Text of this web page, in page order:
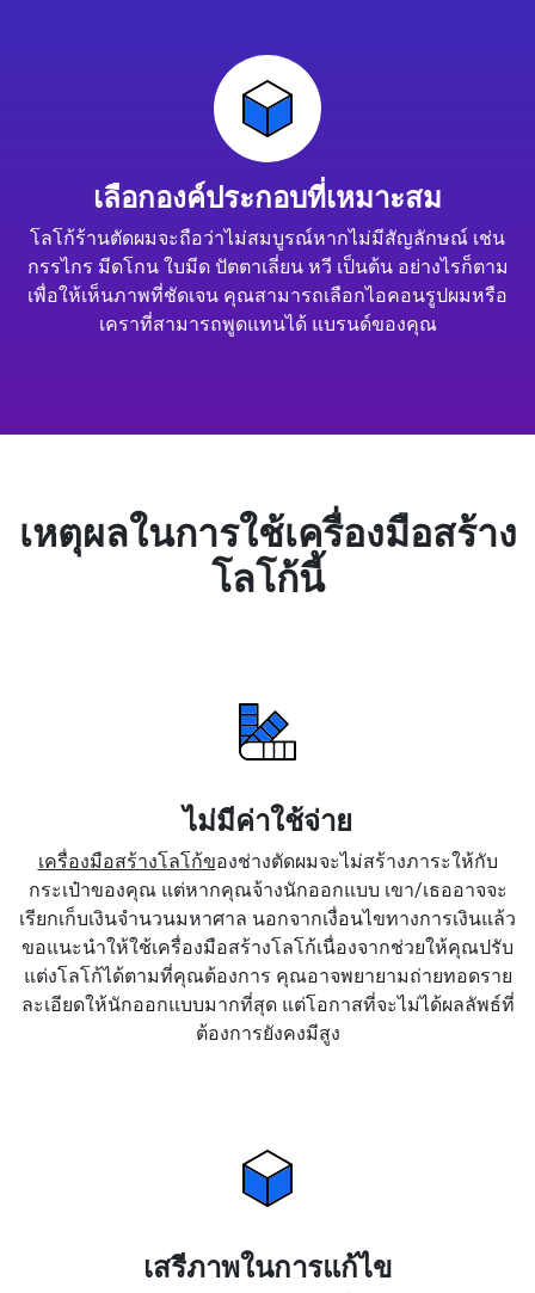
เลือกองค์ประกอบที่เหมาะสม
โลโก้ร้านตัดผมจะถือว่าไม่สมบูรณ์หากไม่มีสัญลักษณ์ เช่น
กรรไกร มีดโกน ใบมีด ปัตตาเลี่ยน หวี เป็นต้น อย่างไรก็ตาม
เพื่อให้เห็นภาพที่ชัดเจน คุณสามารถเลือกไอคอนรูปผมหรือ
เคราที่สามารถพูดแทนได้ แบรนด์ของคุณ
เหตุผลในการใช้เครื่องมือสร้าง
โลโก้นี้
ไม่มีค่าใช้จ่าย
เครื่องมือสร้างโลโก้ของช่างตัดผมจะไม่สร้างภาระให้กับ
กระเป๋าของคุณ แต่หากคุณจ้างนักออกแบบ เขา/เธออาจจะ
เรียกเก็บเงินจำนวนมหาศาล นอกจากเงื่อนไขทางการเงินแล้ว
ขอแนะนำให้ใช้เครื่องมือสร้างโลโก้เนื่องจากช่วยให้คุณปรับ
แต่งโลโก้ได้ตามที่คุณต้องการ คุณอาจพยายามถ่ายทอดราย
ละเอียดให้นักออกแบบมากที่สุด แต่โอกาสที่จะไม่ได้ผลลัพธ์ที่
ต้องการยังคงมีสูง
เสรีภาพในการแก้ไข